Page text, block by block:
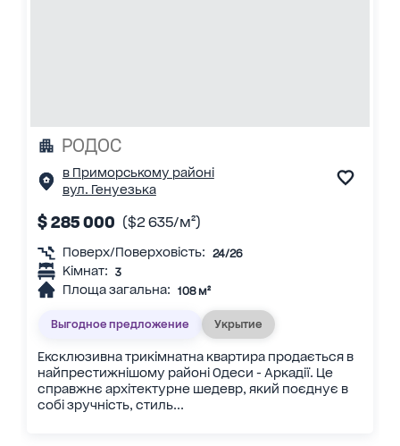
РОДОС
в Приморському районі
вул. Генуезька
$ 285 000 ($2 635/м²)
Поверх/Поверховість: 24/26
Кімнат: 3
Площа загальна: 108 м²
Выгодное предложение Укрытие
Ексклюзивна трикімнатна квартира продається в
найпрестижнішому районі Одеси - Аркадії. Це
справжнє архітектурне шедевр, який поєднує в
собі зручність, стиль...